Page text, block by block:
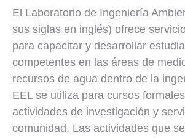
El Laboratorio de Ingeniería
sus siglas en inglés) ofrece
para capacitar y desarrollar
competentes en las áreas de
recursos de agua dentro de la
EEL se utiliza para cursos
actividades de investigación y
comunidad. Las actividades que